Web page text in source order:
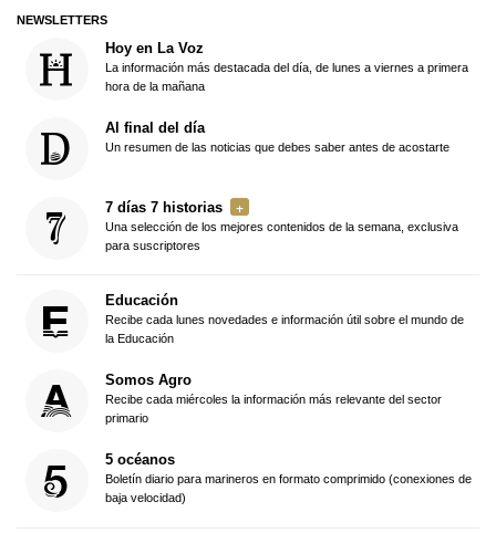
NEWSLETTERS
Hoy en La Voz
La información más destacada del día, de lunes a viernes a primera
hora de la mañana
Al final del día
Un resumen de las noticias que debes saber antes de acostarte
7 días 7 historias
Una selección de los mejores contenidos de la semana, exclusiva
para suscriptores
Educación
Recibe cada lunes novedades e información útil sobre el mundo de
la Educación
Somos Agro
Recibe cada miércoles la información más relevante del sector
primario
5 océanos
Boletín diario para marineros en formato comprimido (conexiones de
baja velocidad)